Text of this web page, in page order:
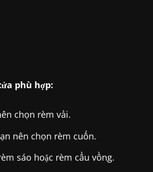
phù hợp:
chọn rèm vải.
nên chọn rèm cuốn.
sáo hoặc rèm cầu vồng.